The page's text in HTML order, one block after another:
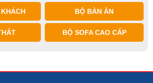
BỘ BÀN ĂN
BỘ SOFA CAO CẤP